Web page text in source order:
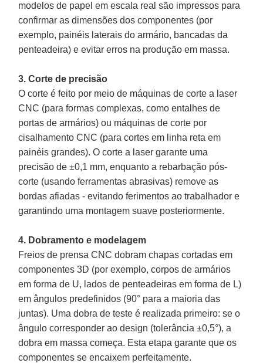
modelos de papel em escala real são impressos para
confirmar as dimensões dos componentes (por
exemplo, painéis laterais do armário, bancadas da
penteadeira) e evitar erros na produção em massa.
3. Corte de precisão
O corte é feito por meio de máquinas de corte a laser
CNC (para formas complexas, como entalhes de
portas de armários) ou máquinas de corte por
cisalhamento CNC (para cortes em linha reta em
painéis grandes). O corte a laser garante uma
precisão de ±0,1 mm, enquanto a rebarbação pós-
corte (usando ferramentas abrasivas) remove as
bordas afiadas - evitando ferimentos ao trabalhador e
garantindo uma montagem suave posteriormente.
4. Dobramento e modelagem
Freios de prensa CNC dobram chapas cortadas em
componentes 3D (por exemplo, corpos de armários
em forma de U, lados de penteadeiras em forma de L)
em ângulos predefinidos (90° para a maioria das
juntas). Uma dobra de teste é realizada primeiro: se o
ângulo corresponder ao design (tolerância ±0,5°), a
dobra em massa começa. Esta etapa garante que os
componentes se encaixem perfeitamente.